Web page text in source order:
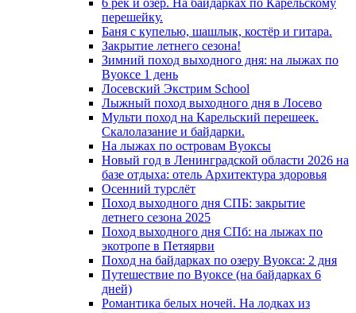
6 рек и озёр. На байдарках по Карельскому
перешейку.
Баня с купелью, шашлык, костёр и гитара.
Закрытие летнего сезона!
Зимний поход выходного дня: на лыжах по
Вуоксе 1 день
Лосевский Экстрим School
Лыжный поход выходного дня в Лосево
Мульти поход на Карельский перешеек.
Скалолазание и байдарки.
На лыжах по островам Вуоксы
Новый год в Ленинградской области 2026 на
базе отдыха: отель Архитектура здоровья
Осенний турслёт
Поход выходного дня СПБ: закрытие
летнего сезона 2025
Поход выходного дня СПб: на лыжах по
экотропе в Петяярви
Поход на байдарках по озеру Вуокса: 2 дня
Путешествие по Вуоксе (на байдарках 6
дней)
Романтика белых ночей. На лодках из